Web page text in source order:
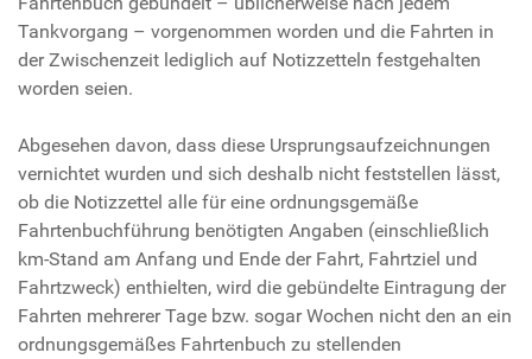
Tankvorgang – vorgenommen worden und die Fahrten in
der Zwischenzeit lediglich auf Notizzetteln festgehalten
worden seien.
Abgesehen davon, dass diese Ursprungsaufzeichnungen
vernichtet wurden und sich deshalb nicht feststellen lässt,
ob die Notizzettel alle für eine ordnungsgemäße
Fahrtenbuchführung benötigten Angaben (einschließlich
km-Stand am Anfang und Ende der Fahrt, Fahrtziel und
Fahrtzweck) enthielten, wird die gebündelte Eintragung der
Fahrten mehrerer Tage bzw. sogar Wochen nicht den an ein
ordnungsgemäßes Fahrtenbuch zu stellenden